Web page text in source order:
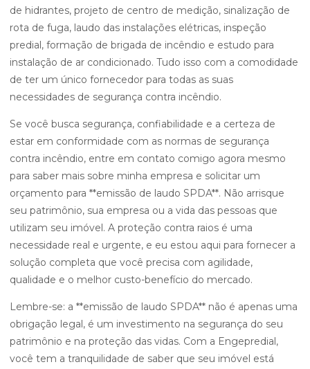
de hidrantes, projeto de centro de medição, sinalização de
rota de fuga, laudo das instalações elétricas, inspeção
predial, formação de brigada de incêndio e estudo para
instalação de ar condicionado. Tudo isso com a comodidade
de ter um único fornecedor para todas as suas
necessidades de segurança contra incêndio.
Se você busca segurança, confiabilidade e a certeza de
estar em conformidade com as normas de segurança
contra incêndio, entre em contato comigo agora mesmo
para saber mais sobre minha empresa e solicitar um
orçamento para **emissão de laudo SPDA**. Não arrisque
seu patrimônio, sua empresa ou a vida das pessoas que
utilizam seu imóvel. A proteção contra raios é uma
necessidade real e urgente, e eu estou aqui para fornecer a
solução completa que você precisa com agilidade,
qualidade e o melhor custo-benefício do mercado.
Lembre-se: a **emissão de laudo SPDA** não é apenas uma
obrigação legal, é um investimento na segurança do seu
patrimônio e na proteção das vidas. Com a Engepredial,
você tem a tranquilidade de saber que seu imóvel está